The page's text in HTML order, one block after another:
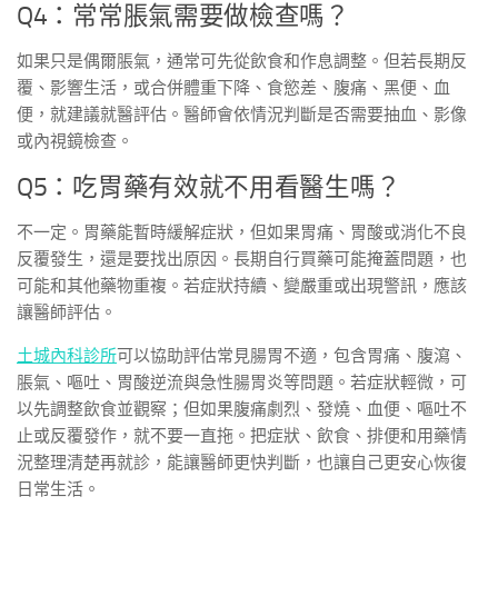
Q4：常常脹氣需要做檢查嗎？
如果只是偶爾脹氣，通常可先從飲食和作息調整。但若長期反
覆、影響生活，或合併體重下降、食慾差、腹痛、黑便、血
便，就建議就醫評估。醫師會依情況判斷是否需要抽血、影像
或內視鏡檢查。
Q5：吃胃藥有效就不用看醫生嗎？
不一定。胃藥能暫時緩解症狀，但如果胃痛、胃酸或消化不良
反覆發生，還是要找出原因。長期自行買藥可能掩蓋問題，也
可能和其他藥物重複。若症狀持續、變嚴重或出現警訊，應該
讓醫師評估。
土城內科診所可以協助評估常見腸胃不適，包含胃痛、腹瀉、
脹氣、嘔吐、胃酸逆流與急性腸胃炎等問題。若症狀輕微，可
以先調整飲食並觀察；但如果腹痛劇烈、發燒、血便、嘔吐不
止或反覆發作，就不要一直拖。把症狀、飲食、排便和用藥情
況整理清楚再就診，能讓醫師更快判斷，也讓自己更安心恢復
日常生活。